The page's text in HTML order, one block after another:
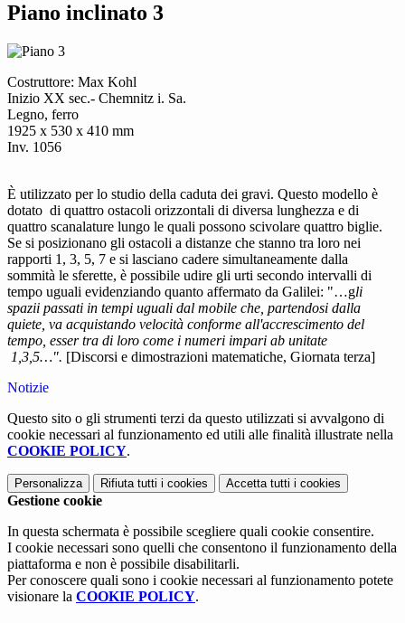
Piano inclinato 3
Costruttore: Max Kohl
Inizio XX sec.- Chemnitz i. Sa.
Legno, ferro
1925 x 530 x 410 mm
Inv. 1056
È utilizzato per lo studio della caduta dei gravi. Questo modello è
dotato di quattro ostacoli orizzontali di diversa lunghezza e di
quattro scanalature lungo le quali possono scivolare quattro biglie.
Se si posizionano gli ostacoli a distanze che stanno tra loro nei
rapporti 1, 3, 5, 7 e si lasciano cadere simultaneamente dalla
sommità le sferette, è possibile udire gli urti secondo intervalli di
tempo uguali evidenziando quanto affermato da Galilei: "…gli
spazii passati in tempi uguali dal mobile che, partendosi dalla
quiete, va acquistando velocità conforme all'accrescimento del
tempo, esser tra di loro come i numeri impari ab unitate
1,3,5…". [Discorsi e dimostrazioni matematiche, Giornata terza]
Notizie
Questo sito o gli strumenti terzi da questo utilizzati si avvalgono di
cookie necessari al funzionamento ed utili alle finalità illustrate nella
COOKIE POLICY.
Personalizza Rifiuta tutti i cookies Accetta tutti i cookies
Gestione cookie
In questa schermata è possibile scegliere quali cookie consentire.
I cookie necessari sono quelli che consentono il funzionamento della
piattaforma e non è possibile disabilitarli.
Per conoscere quali sono i cookie necessari al funzionamento potete
visionare la COOKIE POLICY.